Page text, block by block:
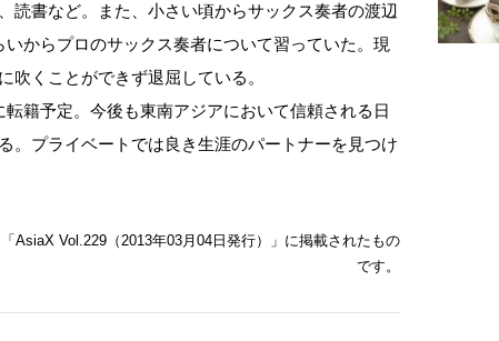
読書など。また、小さい頃からサックス奏者の渡辺
からプロのサックス奏者について習っていた。現
吹くことができず退屈している。
籍予定。今後も東南アジアにおいて信頼される日
。プライベートでは良き生涯のパートナーを見つけ
AsiaX Vol.229（2013年03月04日発行）」に掲載されたもの
です。